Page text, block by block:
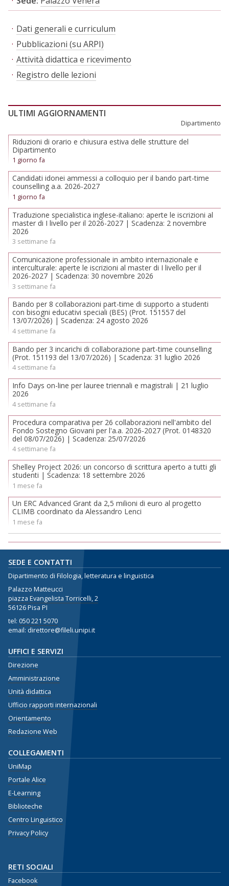
Dati generali e curriculum
Pubblicazioni (su ARPI)
Attività didattica e ricevimento
Registro delle lezioni
ULTIMI AGGIORNAMENTI
Dipartimento
Riduzioni di orario e chiusura estiva delle strutture del
Dipartimento
1 giorno fa
Candidati idonei ammessi a colloquio per il bando part-time
counselling a.a. 2026-2027
1 giorno fa
Traduzione specialistica inglese-italiano: aperte le iscrizioni al
master di I livello per il 2026-2027 | Scadenza: 2 novembre
2026
3 settimane fa
Comunicazione professionale in ambito internazionale e
interculturale: aperte le iscrizioni al master di I livello per il
2026-2027 | Scadenza: 30 novembre 2026
3 settimane fa
Bando per 8 collaborazioni part-time di supporto a studenti
con bisogni educativi speciali (BES) (Prot. 151557 del
13/07/2026) | Scadenza: 24 agosto 2026
4 settimane fa
Bando per 3 incarichi di collaborazione part-time counselling
(Prot. 151193 del 13/07/2026) | Scadenza: 31 luglio 2026
4 settimane fa
Info Days on-line per lauree triennali e magistrali | 21 luglio
2026
4 settimane fa
Procedura comparativa per 26 collaborazioni nell'ambito del
Fondo Sostegno Giovani per l'a.a. 2026-2027 (Prot. 0148320
del 08/07/2026) | Scadenza: 25/07/2026
4 settimane fa
Shelley Project 2026: un concorso di scrittura aperto a tutti gli
studenti | Scadenza: 18 settembre 2026
1 mese fa
Un ERC Advanced Grant da 2,5 milioni di euro al progetto
CLIMB coordinato da Alessandro Lenci
1 mese fa
SEDE E CONTATTI
Dipartimento di Filologia, letteratura e linguistica
Palazzo Matteucci
piazza Evangelista Torricelli, 2
56126 Pisa PI
tel: 050 221 5070
email: direttore@fileli.unipi.it
UFFICI E SERVIZI
Direzione
Amministrazione
Unità didattica
Ufficio rapporti internazionali
Orientamento
Redazione Web
COLLEGAMENTI
UniMap
Portale Alice
E-Learning
Biblioteche
Centro Linguistico
Privacy Policy
RETI SOCIALI
Facebook